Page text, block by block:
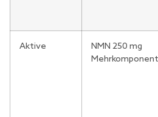
Aktive
NMN 250 mg